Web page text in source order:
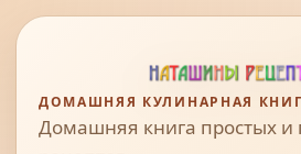
ДОМАШНЯЯ КУЛИНАРНАЯ
Домашняя книга простых